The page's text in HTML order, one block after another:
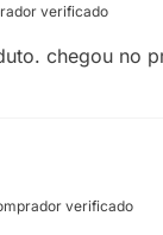
verificado
chegou no
verificado